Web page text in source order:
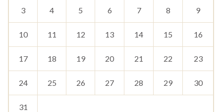
3 4 5 6 7 8 9
10 11 12 13 14 15 16
17 18 19 20 21 22 23
24 25 26 27 28 29 30
31